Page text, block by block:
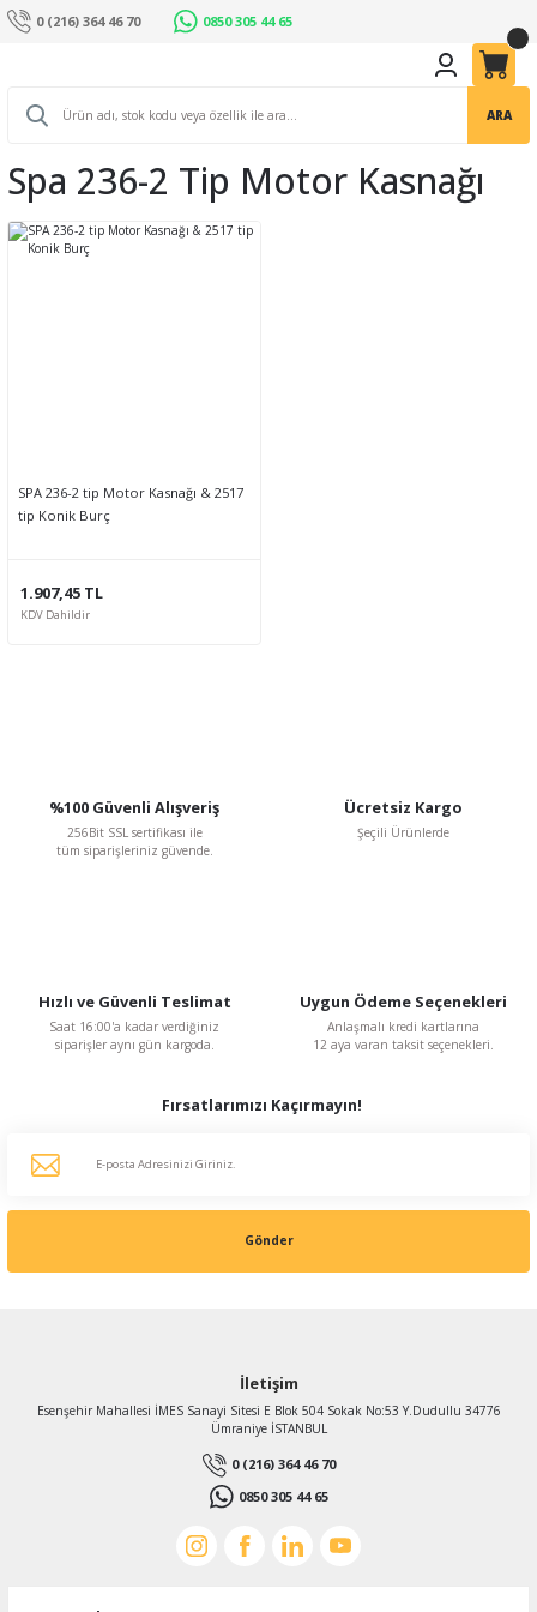
0 (216) 364 46 70 0850 305 44 65
ARA
Spa 236-2 Tip Motor Kasnağı
SPA 236-2 tip Motor Kasnağı & 2517
tip Konik Burç
1.907,45 TL
KDV Dahildir
%100 Güvenli Alışveriş
256Bit SSL sertifikası ile
tüm siparişleriniz güvende.
Ücretsiz Kargo
Şeçili Ürünlerde
Hızlı ve Güvenli Teslimat
Saat 16:00'a kadar verdiğiniz
siparişler aynı gün kargoda.
Uygun Ödeme Seçenekleri
Anlaşmalı kredi kartlarına
12 aya varan taksit seçenekleri.
Fırsatlarımızı Kaçırmayın!
Gönder
İletişim
Esenşehir Mahallesi İMES Sanayi Sitesi E Blok 504 Sokak No:53 Y.Dudullu 34776
Ümraniye İSTANBUL
0 (216) 364 46 70
0850 305 44 65